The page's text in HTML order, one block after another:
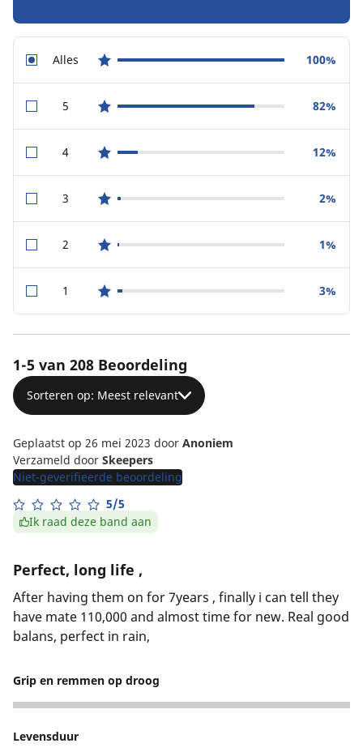
Allesstar reviews 100%
5star reviews 82%
4star reviews 12%
3star reviews 2%
2star reviews 1%
1star reviews 3%
1-5 van 208 Beoordeling
Sorteren op: Meest relevant
Geplaatst op 26 mei 2023 door Anoniem
Verzameld door Skeepers
Niet-geverifieerde beoordeling
5/5
Ik raad deze band aan
Perfect, long life ,
After having them on for 7years , finally i can tell they
have mate 110,000 and almost time for new. Real good
balans, perfect in rain,
Grip en remmen op droog
5
Levensduur